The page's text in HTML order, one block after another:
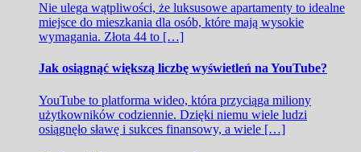
Nie ulega wątpliwości, że luksusowe apartamenty to idealne
miejsce do mieszkania dla osób, które mają wysokie
wymagania. Złota 44 to […]
Jak osiągnąć większą liczbę wyświetleń na YouTube?
YouTube to platforma wideo, która przyciąga miliony
użytkowników codziennie. Dzięki niemu wiele ludzi
osiągnęło sławę i sukces finansowy, a wiele […]